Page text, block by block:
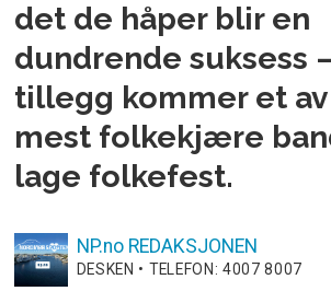
det de håper blir en
dundrende suksess
tillegg kommer et
mest folkekjære
lage folkefest.
NP.no REDAKSJONEN
DESKEN • TELEFON: 4007 8007